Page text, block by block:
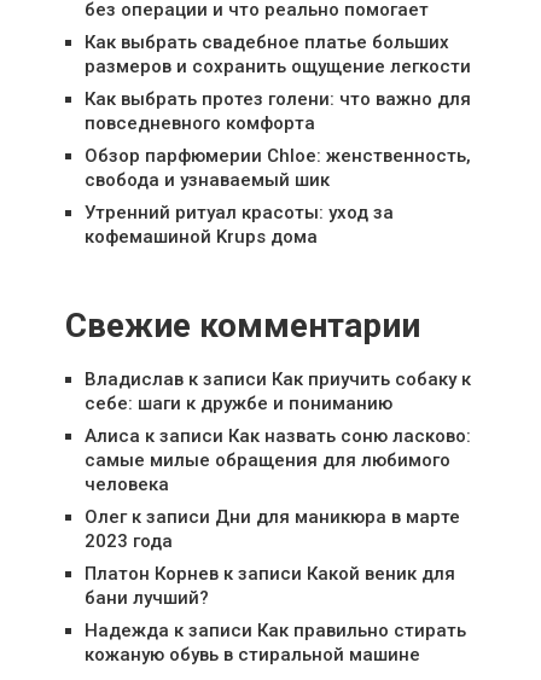
без операции и что реально помогает
Как выбрать свадебное платье больших
размеров и сохранить ощущение легкости
Как выбрать протез голени: что важно для
повседневного комфорта
Обзор парфюмерии Chloe: женственность,
свобода и узнаваемый шик
Утренний ритуал красоты: уход за
кофемашиной Krups дома
Свежие комментарии
Владиславк записи Как приучить собаку к
себе: шаги к дружбе и пониманию
Алиса к записи Как назвать соню ласково:
самые милые обращения для любимого
человека
Олегк записи Дни для маникюра в марте
2023 года
Платон Корневк записи Какой веник для
бани лучший?
Надежда к записи Как правильно стирать
кожаную обувь в стиральной машине